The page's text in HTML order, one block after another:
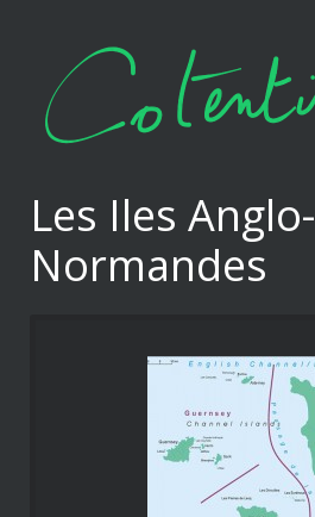
Les Iles Anglo-
Normandes